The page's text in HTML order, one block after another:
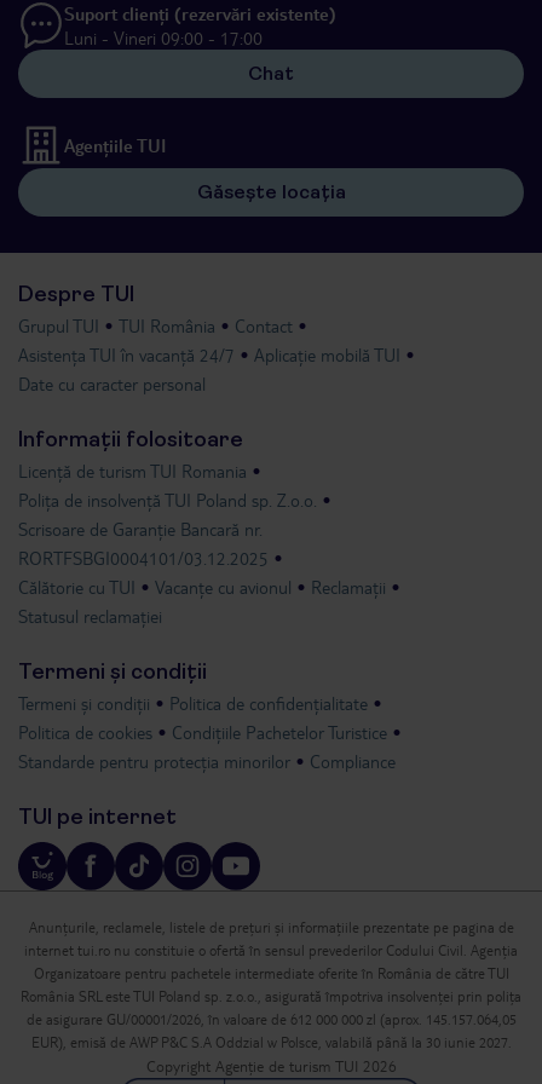
Suport clienți (rezervări existente)
Luni - Vineri 09:00 - 17:00
Chat
Agențiile TUI
Găsește locația
Despre TUI
Grupul TUI TUI România
Contact
Asistența TUI în vacanță 24/7
Aplicație mobilă TUI
Date cu caracter personal
Informații folositoare
Licență de turism TUI Romania
Polița de insolvență TUI Poland sp. Z.o.o.
Scrisoare de Garanție Bancară nr.
RORTFSBGI0004101/03.12.2025
Călătorie cu TUI
Vacanțe cu avionul
Reclamații
Statusul reclamației
Termeni și condiții
Termeni și condiții
Politica de confidențialitate
Politica de cookies
Condițiile Pachetelor Turistice
Standarde pentru protecția minorilor
Compliance
TUI pe internet
Anunțurile, reclamele, listele de prețuri și informațiile prezentate pe pagina de
internet tui.ro nu constituie o ofertă în sensul prevederilor Codului Civil. Agenția
Organizatoare pentru pachetele intermediate oferite în România de către TUI
România SRL este TUI Poland sp. z.o.o., asigurată împotriva insolvenței prin polița
de asigurare GU/00001/2026, în valoare de 612 000 000 zl (aprox. 145.157.064,05
EUR), emisă de AWP P&C S.A Oddzial w Polsce, valabilă până la 30 iunie 2027.
Copyright Agenție de turism TUI 2026